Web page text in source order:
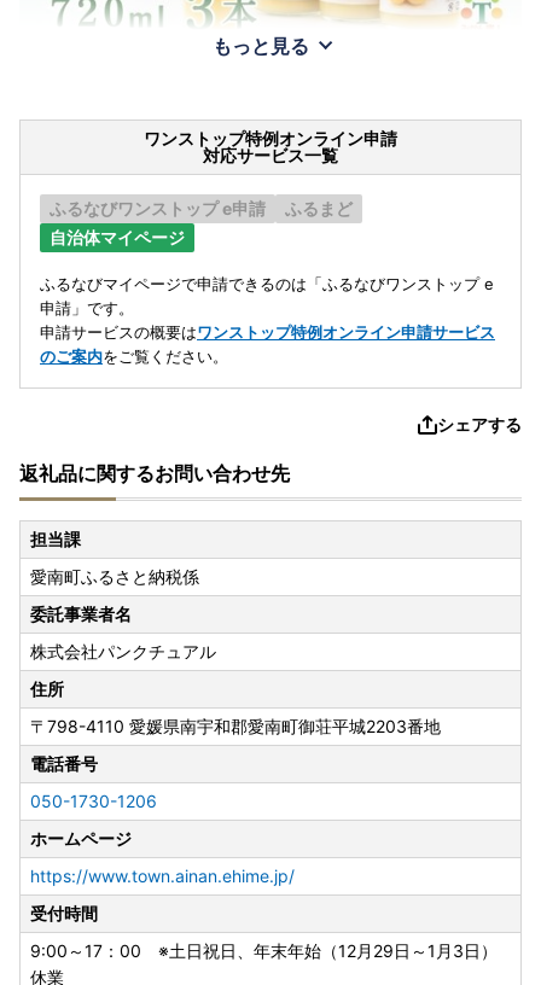
もっと見る
ワンストップ特例オンライン申請
対応サービス一覧
ふるなびワンストップ e申請
ふるまど
自治体マイページ
ふるなびマイページで申請できるのは「ふるなびワンストップ e
申請」です。
申請サービスの概要はワンストップ特例オンライン申請サービス
のご案内をご覧ください。
シェアする
返礼品に関するお問い合わせ先
担当課
愛南町ふるさと納税係
委託事業者名
株式会社パンクチュアル
住所
〒798-4110 愛媛県南宇和郡愛南町御荘平城2203番地
電話番号
050-1730-1206
ホームページ
https://www.town.ainan.ehime.jp/
受付時間
9:00～17：00 ※土日祝日、年末年始（12月29日～1月3日）
休業